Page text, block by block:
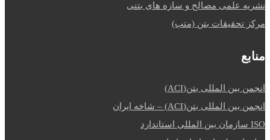
نشریه علمی مصالح و سازه های بتنی
مرکز تحقیقات بتن (متب)
منابع
انجمن بین المللی بتن(ACI)
انجمن بین المللی بتن(ACI) – شاخه ایران
ISO سازمان بین المللی استاندارد